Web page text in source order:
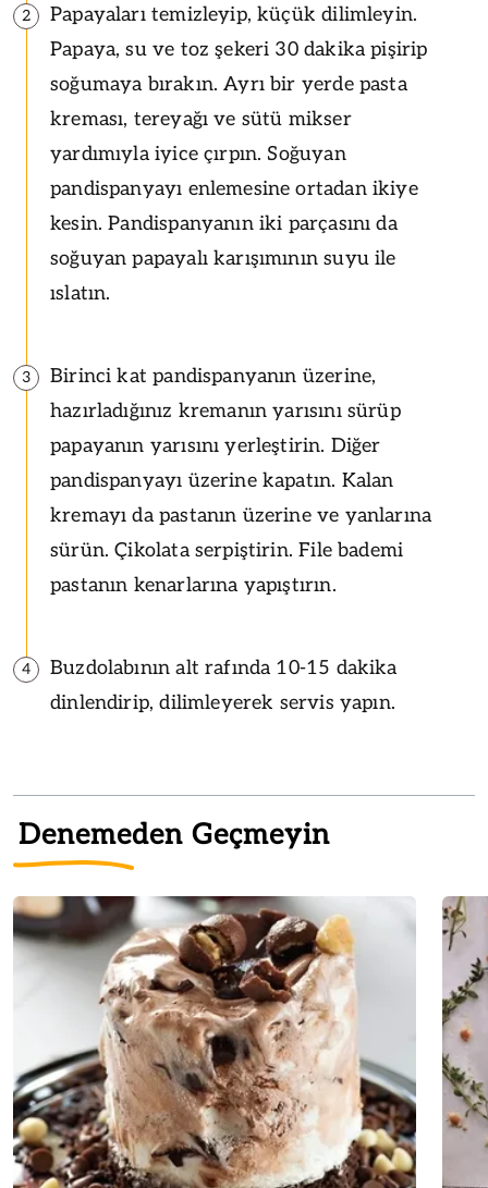
2
Papayaları temizleyip, küçük dilimleyin.
Papaya, su ve toz şekeri 30 dakika pişirip
soğumaya bırakın. Ayrı bir yerde pasta
kreması, tereyağı ve sütü mikser
yardımıyla iyice çırpın. Soğuyan
pandispanyayı enlemesine ortadan ikiye
kesin. Pandispanyanın iki parçasını da
soğuyan papayalı karışımının suyu ile
ıslatın.
3
Birinci kat pandispanyanın üzerine,
hazırladığınız kremanın yarısını sürüp
papayanın yarısını yerleştirin. Diğer
pandispanyayı üzerine kapatın. Kalan
kremayı da pastanın üzerine ve yanlarına
sürün. Çikolata serpiştirin. File bademi
pastanın kenarlarına yapıştırın.
4
Buzdolabının alt rafında 10-15 dakika
dinlendirip, dilimleyerek servis yapın.
Denemeden Geçmeyin